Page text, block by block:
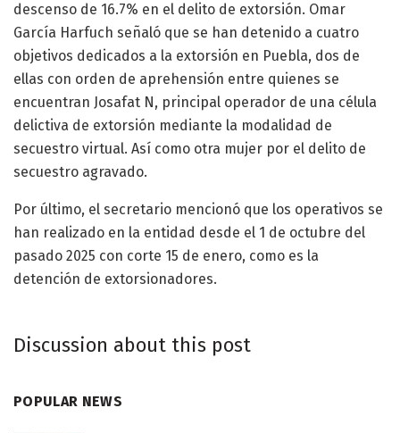
descenso de 16.7% en el delito de extorsión. Omar
García Harfuch señaló que se han detenido a cuatro
objetivos dedicados a la extorsión en Puebla, dos de
ellas con orden de aprehensión entre quienes se
encuentran Josafat N, principal operador de una célula
delictiva de extorsión mediante la modalidad de
secuestro virtual. Así como otra mujer por el delito de
secuestro agravado.
Por último, el secretario mencionó que los operativos se
han realizado en la entidad desde el 1 de octubre del
pasado 2025 con corte 15 de enero, como es la
detención de extorsionadores.
Discussion about this post
POPULAR NEWS